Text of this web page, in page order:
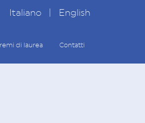
Italiano English
di laurea Contatti